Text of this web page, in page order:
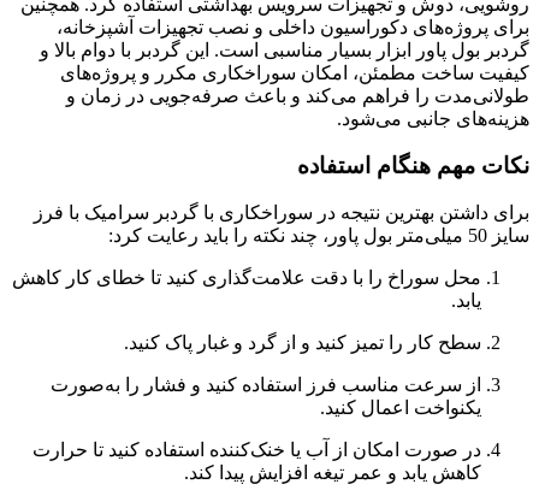
روشویی، دوش و تجهیزات سرویس بهداشتی استفاده کرد. همچنین
برای پروژه‌های دکوراسیون داخلی و نصب تجهیزات آشپزخانه،
گردبر بول پاور ابزار بسیار مناسبی است. این گردبر با دوام بالا و
کیفیت ساخت مطمئن، امکان سوراخکاری مکرر و پروژه‌های
طولانی‌مدت را فراهم می‌کند و باعث صرفه‌جویی در زمان و
هزینه‌های جانبی می‌شود.
نکات مهم هنگام استفاده
برای داشتن بهترین نتیجه در سوراخکاری با گردبر سرامیک با فرز
سایز 50 میلی‌متر بول پاور، چند نکته را باید رعایت کرد:
محل سوراخ را با دقت علامت‌گذاری کنید تا خطای کار کاهش
یابد.
سطح کار را تمیز کنید و از گرد و غبار پاک کنید.
از سرعت مناسب فرز استفاده کنید و فشار را به‌صورت
یکنواخت اعمال کنید.
در صورت امکان از آب یا خنک‌کننده استفاده کنید تا حرارت
کاهش یابد و عمر تیغه افزایش پیدا کند.